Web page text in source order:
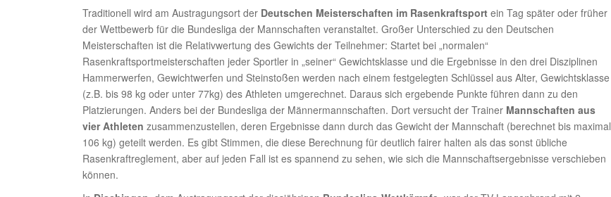
Traditionell wird am Austragungsort der Deutschen Meisterschaften im Rasenkraftsport ein Tag später oder früher
der Wettbewerb für die Bundesliga der Mannschaften veranstaltet. Großer Unterschied zu den Deutschen
Meisterschaften ist die Relativwertung des Gewichts der Teilnehmer: Startet bei „normalen“
Rasenkraftsportmeisterschaften jeder Sportler in „seiner“ Gewichtsklasse und die Ergebnisse in den drei Disziplinen
Hammerwerfen, Gewichtwerfen und Steinstoßen werden nach einem festgelegten Schlüssel aus Alter, Gewichtsklasse
(z.B. bis 98 kg oder unter 77kg) des Athleten umgerechnet. Daraus sich ergebende Punkte führen dann zu den
Platzierungen. Anders bei der Bundesliga der Männermannschaften. Dort versucht der Trainer Mannschaften aus
vier Athleten zusammenzustellen, deren Ergebnisse dann durch das Gewicht der Mannschaft (berechnet bis maximal
106 kg) geteilt werden. Es gibt Stimmen, die diese Berechnung für deutlich fairer halten als das sonst übliche
Rasenkraftreglement, aber auf jeden Fall ist es spannend zu sehen, wie sich die Mannschaftsergebnisse verschieben
können.